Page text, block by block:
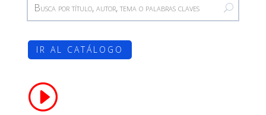
IR AL CATÁLOGO
I